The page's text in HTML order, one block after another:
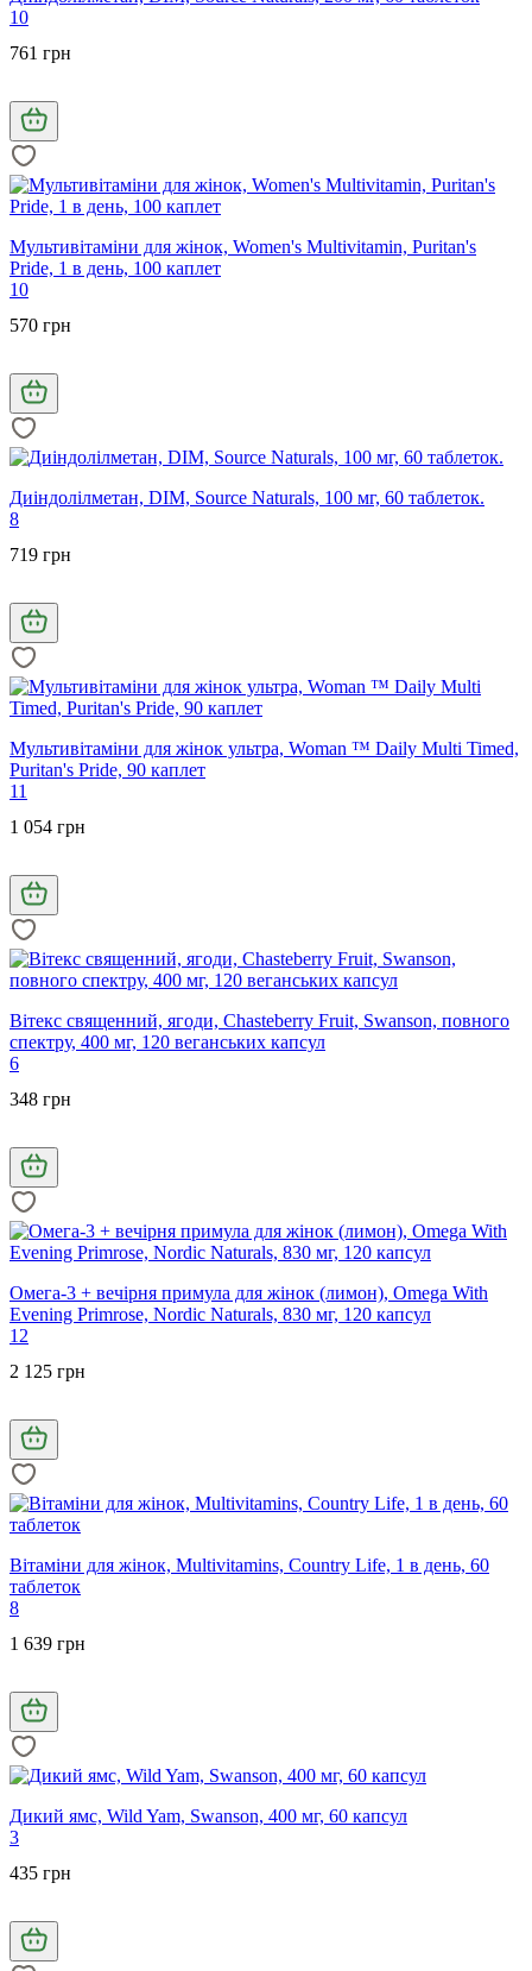
10
761 грн
Мультивітаміни для жінок, Women's Multivitamin, Puritan's
Pride, 1 в день, 100 каплет
10
570 грн
Диіндолілметан, DIM, Source Naturals, 100 мг, 60 таблеток.
8
719 грн
Мультивітаміни для жінок ультра, Woman ™ Daily Multi Timed,
Puritan's Pride, 90 каплет
11
1 054 грн
Вітекс священний, ягоди, Chasteberry Fruit, Swanson, повного
спектру, 400 мг, 120 веганських капсул
6
348 грн
Омега-3 + вечірня примула для жінок (лимон), Omega With
Evening Primrose, Nordic Naturals, 830 мг, 120 капсул
12
2 125 грн
Вітаміни для жінок, Multivitamins, Country Life, 1 в день, 60
таблеток
8
1 639 грн
Дикий ямс, Wild Yam, Swanson, 400 мг, 60 капсул
3
435 грн